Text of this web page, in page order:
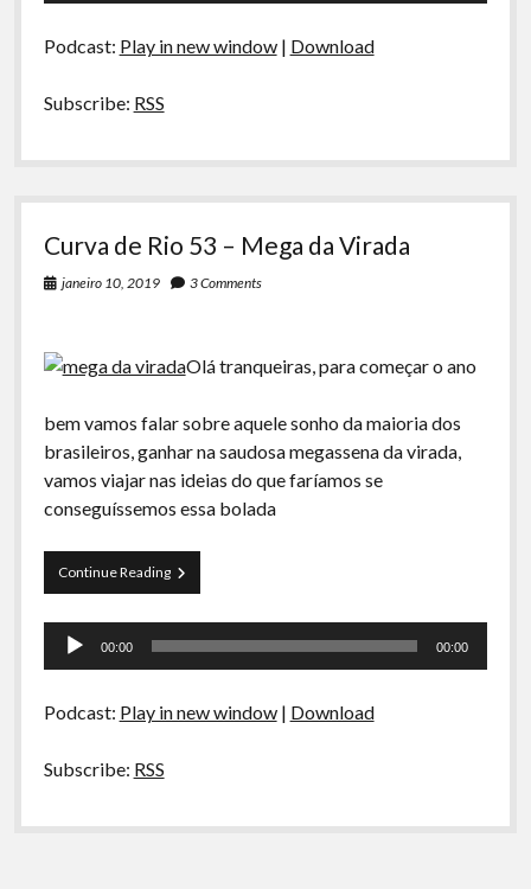
em
Principalmente
como
Fácil
o
está
Podcast: Play in new window| Download
Subscribe: RSS
Curva de Rio 53 – Mega da Virada
janeiro 10, 2019 3 Comments
Olá tranqueiras, para começar o ano
bem vamos falar sobre aquele sonho da maioria dos
brasileiros, ganhar na saudosa megassena da virada,
vamos viajar nas ideias do que faríamos se
conseguíssemos essa bolada
Continue ReadingCurva
de
–
Virada
Tocador
00:00 00:00
Podcast: Play in new window| Download
Subscribe: RSS